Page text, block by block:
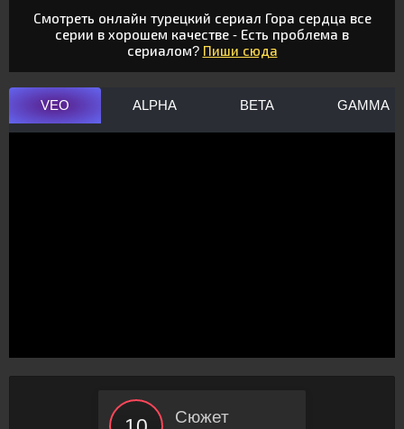
Смотреть онлайн турецкий сериал Гора сердца все
серии в хорошем качестве - Есть проблема в
сериалом? Пиши сюда
VEO ALPHA BETA GAMMA
Сюжет